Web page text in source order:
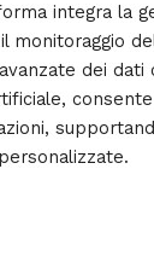
integra la
monitoraggio
dei dati